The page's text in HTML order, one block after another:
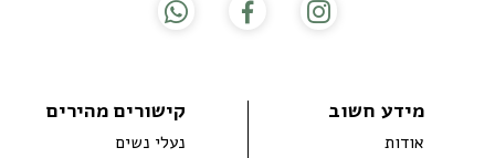
מידע חשוב
אודות
קישורים מהירים
נעלי נשים